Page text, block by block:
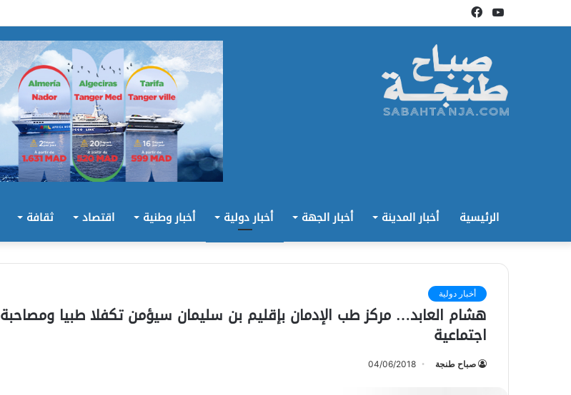
فيسبوكيوتيوب
الرئيسية أخبار المدينة أخبار الجهة أخبار دولية أخبار وطنية اقتصاد ثقافة
أخبار دولية
هشام العابد… مركز طب الإدمان بإقليم بن سليمان سيؤمن تكفلا طبيا ومصاحبة
اجتماعية
صباح طنجة 04/06/2018